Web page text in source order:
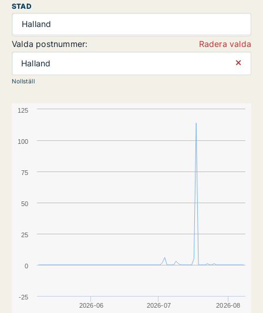
STAD
Halland
Valda postnummer:
Radera valda
Halland
⨯
Nollställ
2026-06 2026-07 2026-08
-25
0
25
50
75
100
125